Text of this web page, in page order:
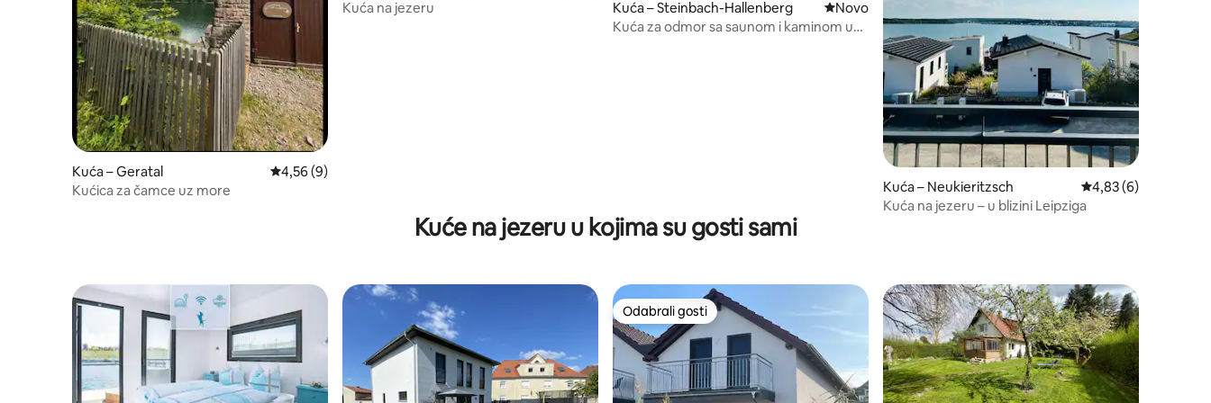
Kuća – Geratal Prosječna ocjena: 4,56/5, recenzija: 9
4,56 (9)
Kućica za čamce uz more
Kuća na jezeru
Kuća – Steinbach-Hallenberg Novi smještaj
Novo
Kuća za odmor sa saunom i kaminom u
Kuća – Neukieritzsch Prosječna ocjena:
4,83 (6)
Kuća na jezeru – u blizini Leipziga
Kuće na jezeru u kojima su gosti sami
Odabrali gosti
Odabrali gosti